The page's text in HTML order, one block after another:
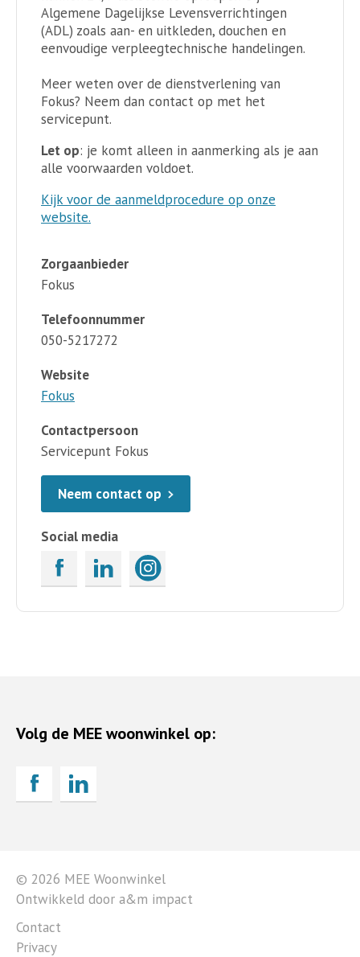
Algemene Dagelijkse Levensverrichtingen
(ADL) zoals aan- en uitkleden, douchen en
eenvoudige verpleegtechnische handelingen.
Meer weten over de dienstverlening van
Fokus? Neem dan contact op met het
servicepunt.
Let op: je komt alleen in aanmerking als je aan
alle voorwaarden voldoet.
Kijk voor de aanmeldprocedure op onze
website.
Zorgaanbieder
Fokus
Telefoonnummer
050-5217272
Website
Fokus
Contactpersoon
Servicepunt Fokus
Neem contact op
Social media
Volg de MEE woonwinkel op:
© 2026 MEE Woonwinkel
Ontwikkeld door a&m impact
Contact
Privacy